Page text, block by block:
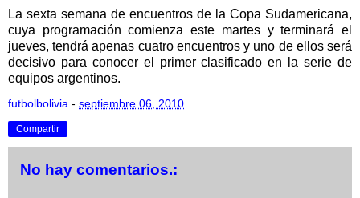
La sexta semana de encuentros de la Copa Sudamericana,
cuya programación comienza este martes y terminará el
jueves, tendrá apenas cuatro encuentros y uno de ellos será
decisivo para conocer el primer clasificado en la serie de
equipos argentinos.
futbolbolivia - septiembre 06, 2010
Compartir
No hay comentarios.: